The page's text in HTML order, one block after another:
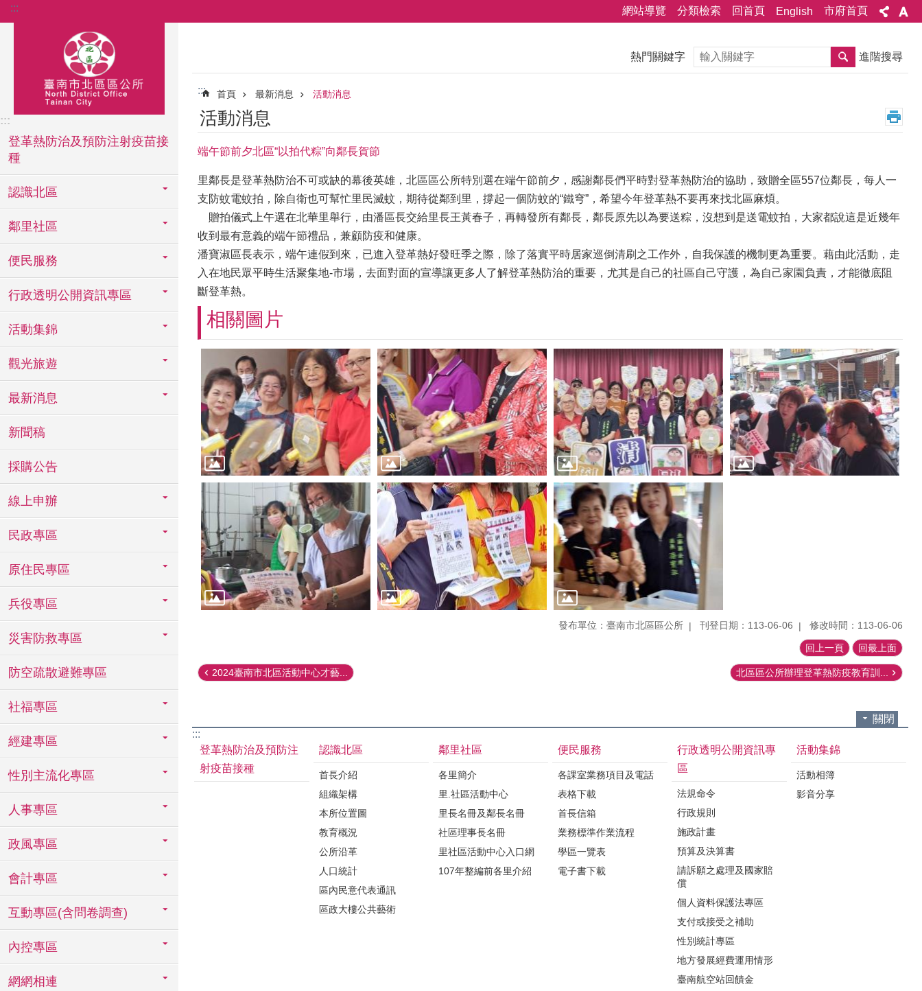
跳到主要內容區塊
::: 網站導覽 分類檢索 回首頁 English 市府首頁
:::
登革熱防治及預防注射疫苗接
種
認識北區
鄰里社區
便民服務
行政透明公開資訊專區
活動集錦
觀光旅遊
最新消息
新聞稿
採購公告
線上申辦
民政專區
原住民專區
兵役專區
災害防救專區
防空疏散避難專區
社福專區
經建專區
性別主流化專區
人事專區
政風專區
會計專區
互動專區(含問卷調查)
內控專區
網網相連
熱門關鍵字 搜尋 進階搜尋
::: 首頁 最新消息 活動消息
活動消息
端午節前夕北區“以拍代粽”向鄰長賀節
里鄰長是登革熱防治不可或缺的幕後英雄，北區區公所特別選在端午節前夕，感謝鄰長們平時對登革熱防治的協助，致贈全區557位鄰長，每人一
支防蚊電蚊拍，除自衛也可幫忙里民滅蚊，期待從鄰到里，撐起一個防蚊的“鐵穹”，希望今年登革熱不要再來找北區麻煩。
贈拍儀式上午選在北華里舉行，由潘區長交給里長王黃春子，再轉發所有鄰長，鄰長原先以為要送粽，沒想到是送電蚊拍，大家都說這是近幾年
收到最有意義的端午節禮品，兼顧防疫和健康。
潘寶淑區長表示，端午連假到來，已進入登革熱好發旺季之際，除了落實平時居家巡倒清刷之工作外，自我保護的機制更為重要。藉由此活動，走
入在地民眾平時生活聚集地-市場，去面對面的宣導讓更多人了解登革熱防治的重要，尤其是自己的社區自己守護，為自己家園負責，才能徹底阻
斷登革熱。
相關圖片
發布單位：臺南市北區區公所 刊登日期：113-06-06 修改時間：113-06-06
回上一頁 回最上面
2024臺南市北區活動中心才藝... 北區區公所辦理登革熱防疫教育訓...
關閉
:::
登革熱防治及預防注
射疫苗接種
認識北區
首長介紹
組織架構
本所位置圖
教育概況
公所沿革
人口統計
區內民意代表通訊
區政大樓公共藝術
鄰里社區
各里簡介
里.社區活動中心
里長名冊及鄰長名冊
社區理事長名冊
里社區活動中心入口網
107年整編前各里介紹
便民服務
各課室業務項目及電話
表格下載
首長信箱
業務標準作業流程
學區一覽表
電子書下載
行政透明公開資訊專
區
法規命令
行政規則
施政計畫
預算及決算書
請訴願之處理及國家賠
償
個人資料保護法專區
支付或接受之補助
性別統計專區
地方發展經費運用情形
臺南航空站回饋金
活動集錦
活動相簿
影音分享